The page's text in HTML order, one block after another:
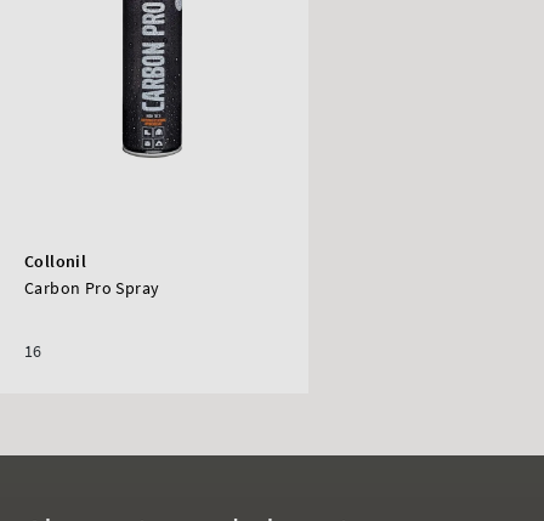
Collonil
Carbon Pro Spray
16